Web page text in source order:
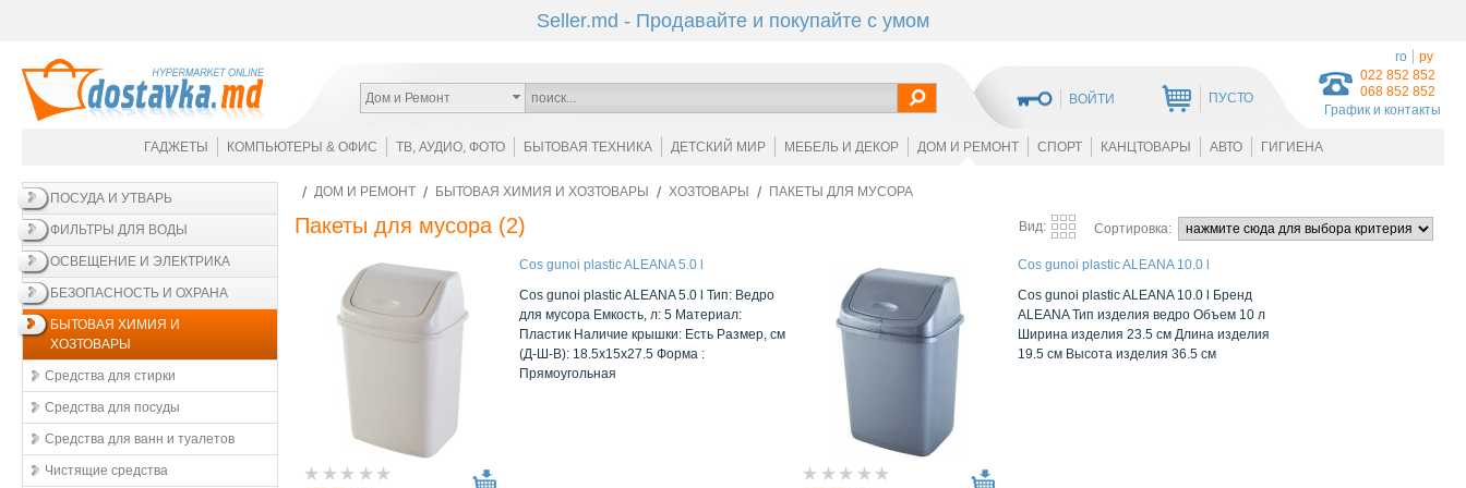
Seller.md - Продавайте и покупайте с умом
022 852 852
068 852 852
График и контакты
Дом и Ремонт ВОЙТИ ПУСТО
ro ру
ГАДЖЕТЫ КОМПЬЮТЕРЫ & ОФИС ТВ, АУДИО, ФОТО БЫТОВАЯ ТЕХНИКА ДЕТСКИЙ МИР МЕБЕЛЬ И ДЕКОР ДОМ И РЕМОНТ СПОРТ КАНЦТОВАРЫ АВТО ГИГИЕНА
ПОСУДА И УТВАРЬ
ФИЛЬТРЫ ДЛЯ ВОДЫ
ОСВЕЩЕНИЕ И ЭЛЕКТРИКА
БЕЗОПАСНОСТЬ И ОХРАНА
БЫТОВАЯ ХИМИЯ И
ХОЗТОВАРЫ
Средства для стирки
Средства для посуды
Средства для ванн и туалетов
Чистящие средства
ДОМ И РЕМОНТ БЫТОВАЯ ХИМИЯ И ХОЗТОВАРЫ ХОЗТОВАРЫ ПАКЕТЫ ДЛЯ МУСОРА
Пакеты для мусора (2) Вид: Сортировка:
Cos gunoi plastic ALEANA 5.0 l
Cos gunoi plastic ALEANA 5.0 l Тип: Ведро
для мусора Емкость, л: 5 Материал:
Пластик Наличие крышки: Есть Размер, см
(Д-Ш-В): 18.5х15х27.5 Форма :
Прямоугольная
Cos gunoi plastic ALEANA 10.0 l
Cos gunoi plastic ALEANA 10.0 l Бренд
ALEANA Тип изделия ведро Объем 10 л
Ширина изделия 23.5 см Длина изделия
19.5 см Высота изделия 36.5 см